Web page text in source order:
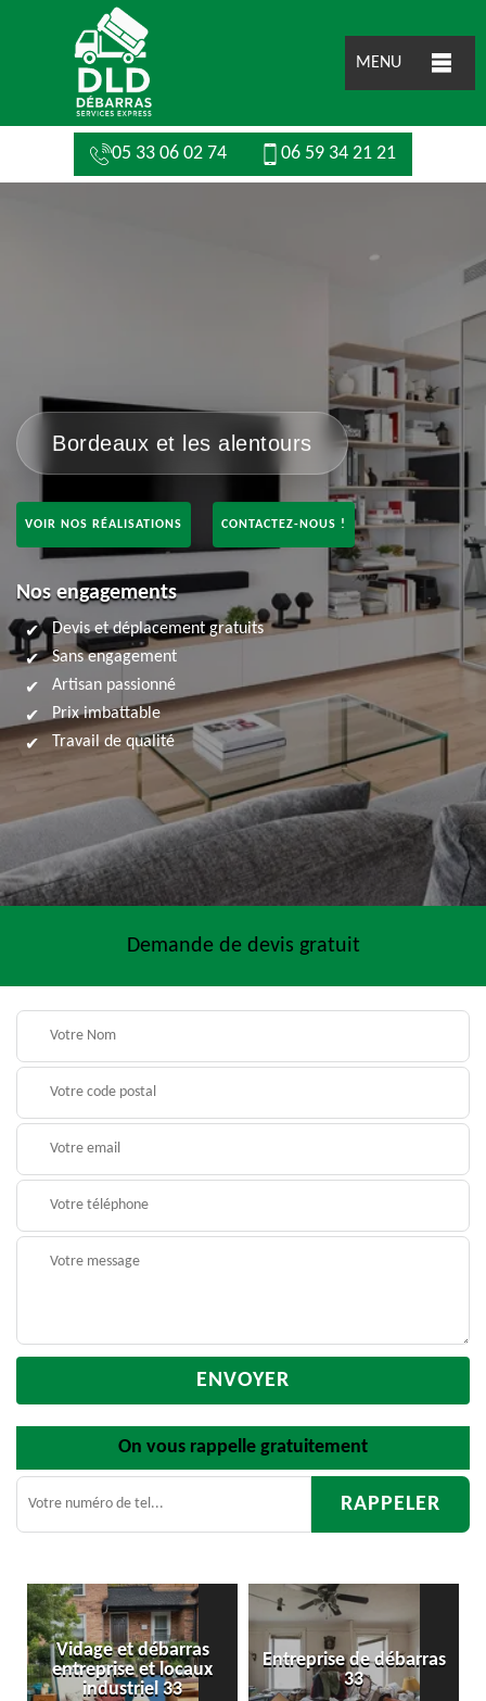
MENU
05 33 06 02 74 06 59 34 21 21
Bordeaux et les alentours
VOIR NOS RÉALISATIONS CONTACTEZ-NOUS !
Nos engagements
Devis et déplacement gratuits
Sans engagement
Artisan passionné
Prix imbattable
Travail de qualité
Demande de devis gratuit
On vous rappelle gratuitement
locaux
33
Entreprise de débarras
33
Débarras